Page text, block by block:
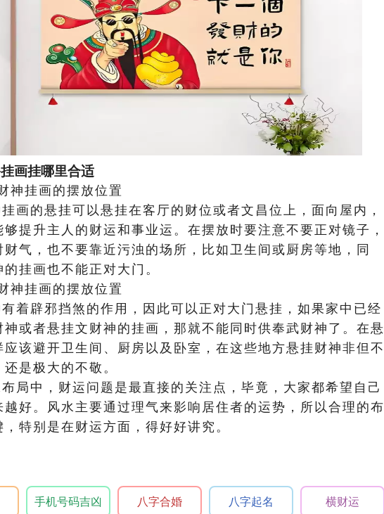
画挂哪里合适
神挂画的摆放位置
画的悬挂可以悬挂在客厅的财位或者文昌位上，面向屋内，
够提升主人的财运和事业运。在摆放时要注意不要正对镜子，
财气，也不要靠近污浊的场所，比如卫生间或厨房等地，同
挂画也不能正对大门。
神挂画的摆放位置
着辟邪挡煞的作用，因此可以正对大门悬挂，如果家中已经
神或者悬挂文财神的挂画，那就不能同时供奉武财神了。在悬
应该避开卫生间、厨房以及卧室，在这些地方悬挂财神非但不
是极大的不敬。
局中，财运问题是最直接的关注点，毕竟，大家都希望自己
越好。风水主要通过理气来影响居住者的运势，所以合理的布
，特别是在财运方面，得好好讲究。
手机号码吉凶 八字合婚 八字起名 横财运